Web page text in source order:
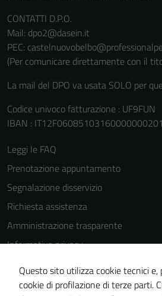
CONTATTI D.P.O.
Mail: dpo2@dasein.it
PEC:
(Per comunicare direttamente con il
La mail del DPO va usata SOLO per
Codice univoco fatturazione : UF9FUN
IBAN :
Leggi le FAQ
Prenotazione appuntamento
Segnalazione disservizio
Richiesta assistenza
Amministrazione trasparente
Informativa privacy
Note legali
Questo sito utilizza cookie tecnici e,
cookie di profilazione di terze parti.